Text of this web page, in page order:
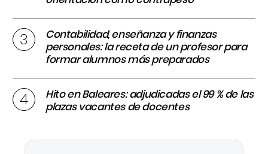
Contabilidad, enseñanza y finanzas
personales: la receta de un profesor para
formar alumnos más preparados
Hito en Baleares: adjudicadas el 99 % de las
plazas vacantes de docentes